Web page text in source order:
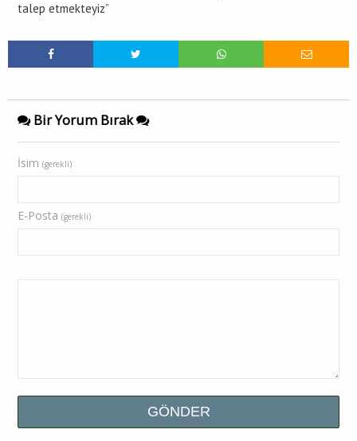
talep etmekteyiz”
Bir Yorum Bırak
İsim (gerekli)
E-Posta (gerekli)